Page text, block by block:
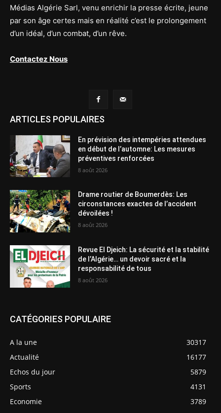
Médias Algérie Sarl, venu enrichir la presse écrite, jeune
par son âge certes mais en réalité c’est le prolongement
d’un idéal, d’un combat, d’un rêve.
Contactez Nous
ARTICLES POPULAIRES
En prévision des intempéries attendues
en début de l’automne: Les mesures
préventives renforcées
8 août 2026
Drame routier de Boumerdès: Les
circonstances exactes de l’accident
dévoilées !
8 août 2026
Revue El Djeich: La sécurité et la stabilité
de l’Algérie… un devoir sacré et la
responsabilité de tous
8 août 2026
CATÉGORIES POPULAIRE
A la une
30317
Actualité
16177
Echos du jour
5879
Sports
4131
Economie
3789